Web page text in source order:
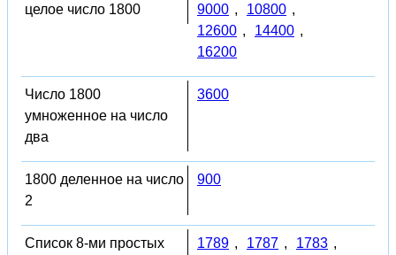
целое число 1800
9000 , 10800 ,
12600 , 14400 ,
16200
Число 1800
умноженное на число
два
3600
1800 деленное на число
2
900
Список 8-ми простых
1789 , 1787 , 1783 ,